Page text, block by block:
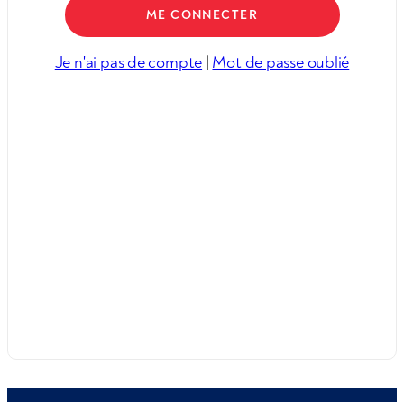
Je n'ai pas de compte | Mot de passe oublié